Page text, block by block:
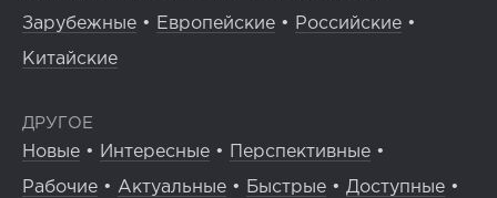
Зарубежные • Европейские • Российские •
Китайские
ДРУГОЕ
Новые • Интересные • Перспективные •
Рабочие • Актуальные • Быстрые • Доступные •